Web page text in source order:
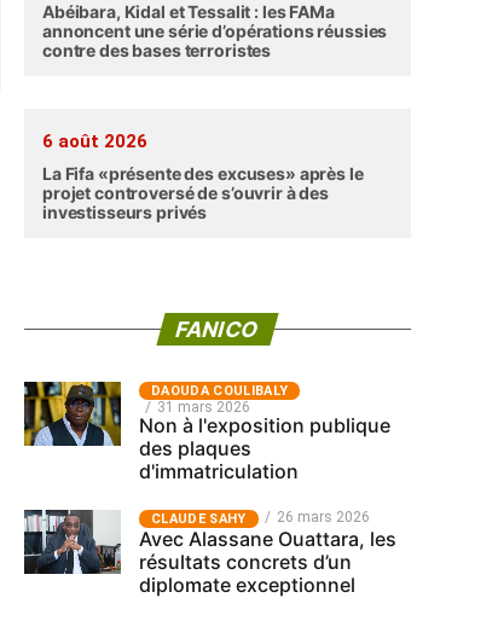
Abéibara, Kidal et Tessalit : les FAMa
annoncent une série d’opérations réussies
contre des bases terroristes
6 août 2026
La Fifa «présente des excuses» après le
projet controversé de s’ouvrir à des
investisseurs privés
FANICO
‎DAOUDA COULIBALY
31 mars 2026
Non à l'exposition publique
des plaques
d'immatriculation
CLAUDE SAHY 26 mars 2026
Avec Alassane Ouattara, les
résultats concrets d’un
diplomate exceptionnel